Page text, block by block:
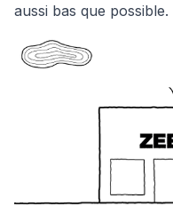
aussi bas que possible.